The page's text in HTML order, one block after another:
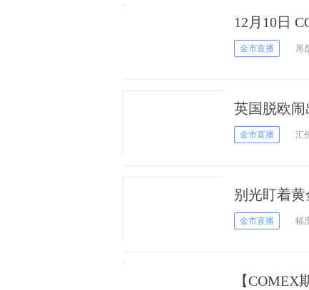
12月10日
金市直播 尾
英国脱欧
操作策略
金市直播 汇
别光盯着
属将爆发
金市直播 幅
【